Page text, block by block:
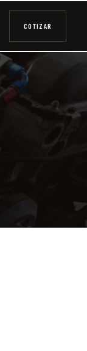
COTIZAR